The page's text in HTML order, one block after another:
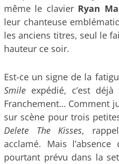
même le clavier Ryan
leur chanteuse
les anciens titres, seul le
hauteur ce soir.
Est-ce un signe de la
Smile expédié, c’est
Franchement… Comment
sur scène pour trois
Delete The Kisses,
acclamé. Mais
pourtant prévu dans la